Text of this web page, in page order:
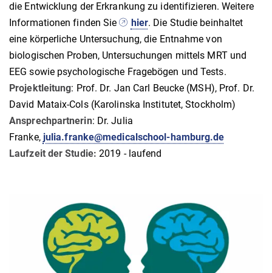
die Entwicklung der Erkrankung zu identifizieren. Weitere
Informationen finden Sie
hier. Die Studie beinhaltet
eine körperliche Untersuchung, die Entnahme von
biologischen Proben, Untersuchungen mittels MRT und
EEG sowie psychologische Fragebögen und Tests.
Projektleitung: Prof. Dr. Jan Carl Beucke (MSH), Prof. Dr.
David Mataix-Cols (Karolinska Institutet, Stockholm)
Ansprechpartnerin: Dr. Julia
Franke, julia.franke@medicalschool-hamburg.de
Laufzeit der Studie: 2019 - laufend